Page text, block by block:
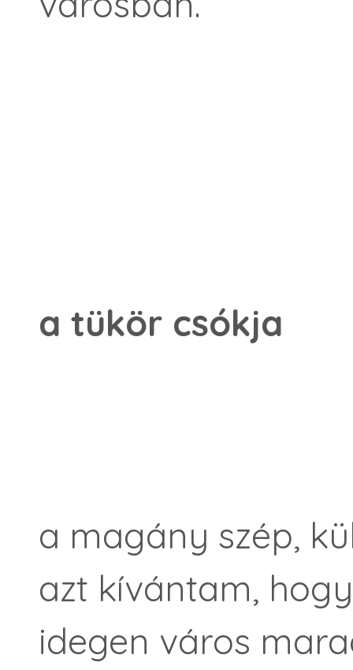
a tükör csókja
a magány szép,
azt kívántam,
idegen város